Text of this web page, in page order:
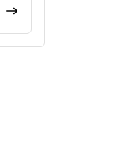
CALCULAR FRETE